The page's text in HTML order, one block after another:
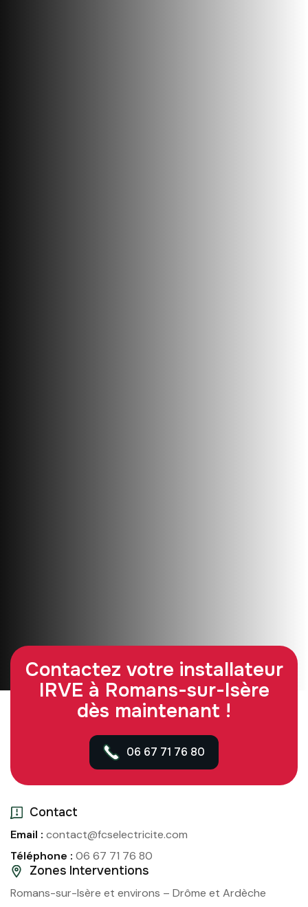
Contact
Email : contact@fcselectricite.com
Téléphone : 06 67 71 76 80
Zones Interventions
Romans-sur-Isère et environs – Drôme et Ardèche
Contactez votre installateur
IRVE à Romans-sur-Isère
dès maintenant !
06 67 71 76 80